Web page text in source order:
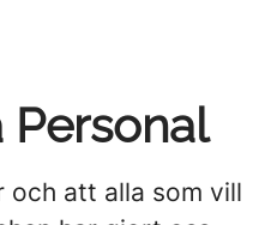
Personal
och att alla som vill